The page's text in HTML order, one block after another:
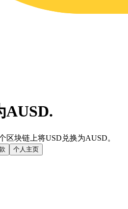
AUSD.
区块链上将USD兑换为AUSD。
个人主页